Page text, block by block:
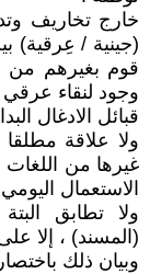
خارج تخاريف
(جينية / عِرقية)
قوم بغيرهم من
وجود لنقاء عرقي
قبائل الادغال
ولا علاقة مطلقا
غيرها من اللغات
الاستعمال
ولا تطابق
(المسند) ، إلا
وبيان ذلك